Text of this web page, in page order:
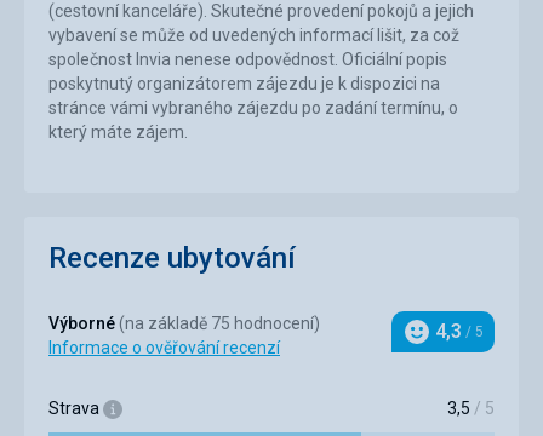
(cestovní kanceláře). Skutečné provedení pokojů a jejich
vybavení se může od uvedených informací lišit, za což
společnost Invia nenese odpovědnost. Oficiální popis
poskytnutý organizátorem zájezdu je k dispozici na
stránce vámi vybraného zájezdu po zadání termínu, o
který máte zájem.
Recenze ubytování
Výborné (na základě 75 hodnocení)
Informace o ověřování recenzí
Hodnocení
4,3 / 5
Strava 3,5 / 5